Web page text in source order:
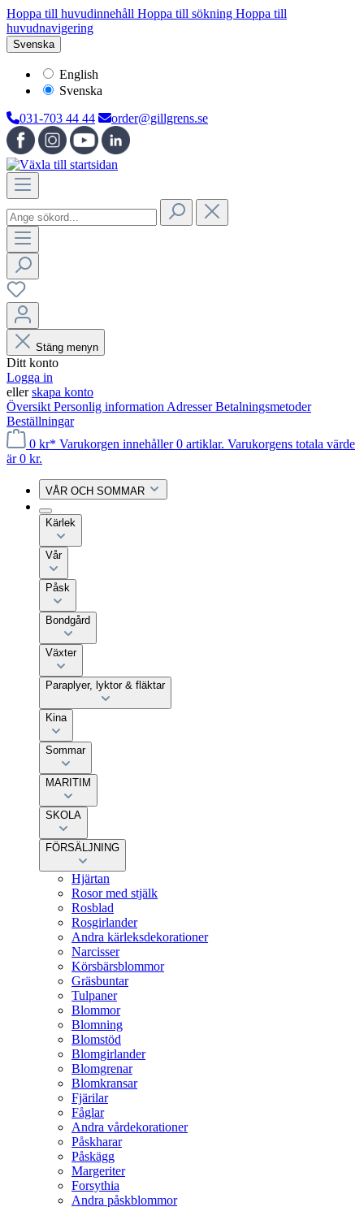
Hoppa till huvudinnehåll Hoppa till sökning Hoppa till
huvudnavigering
Svenska
English
Svenska
031-703 44 44
order@gillgrens.se
Stäng menyn
Ditt konto
Logga in
ellerskapa konto
Översikt Personlig information AdresserBetalningsmetoder
Beställningar
0 kr* Varukorgen innehåller 0 artiklar. Varukorgens totala värde
är 0 kr.
VÅR OCH SOMMAR
Kärlek
Vår
Påsk
Bondgård
Växter
Paraplyer, lyktor & fläktar
Kina
Sommar
MARITIM
SKOLA
FÖRSÄLJNING
Hjärtan
Rosor med stjälk
Rosblad
Rosgirlander
Andra kärleksdekorationer
Narcisser
Körsbärsblommor
Gräsbuntar
Tulpaner
Blommor
Blomning
Blomstöd
Blomgirlander
Blomgrenar
Blomkransar
Fjärilar
Fåglar
Andra vårdekorationer
Påskharar
Påskägg
Margeriter
Forsythia
Andra påskblommor